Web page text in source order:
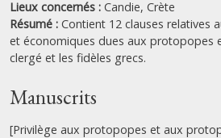
Lieux concernés : Candie, Crète
Résumé : Contient 12 clauses relatives
et économiques dues aux protopopes
clergé et les fidèles grecs.
Manuscrits
[Privilège aux protopopes et aux